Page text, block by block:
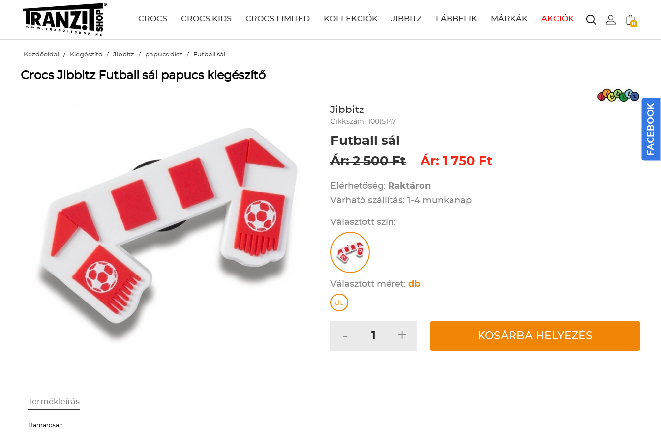
CROCS CROCS KIDS CROCS LIMITED KOLLEKCIÓK JIBBITZ LÁBBELIK MÁRKÁK AKCIÓK
0
Kezdőoldal / Kiegészítő / Jibbitz / papucs dísz / Futball sál
Crocs Jibbitz Futball sál papucs kiegészítő
Jibbitz
Cikkszám: 10015147
Futball sál
Ár: 2 500 Ft
Ár: 1 750 Ft
Elérhetőség: Raktáron
Várható szállítás: 1-4 munkanap
Választott szín:
Választott méret: db
db
- + KOSÁRBA HELYEZÉS
Termékleírás
Hamarosan ...
FACEBOOK